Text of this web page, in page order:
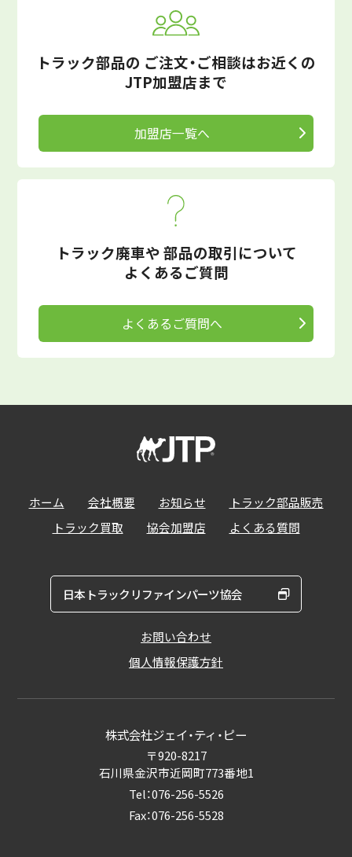
トラック部品の ご注文・ご相談はお近くの
JTP加盟店まで
加盟店一覧へ
トラック廃車や部品の取引について
よくあるご質問
よくあるご質問へ
ホーム 会社概要 お知らせ
トラック部品販売
トラック買取
協会加盟店 よくある質問
日本トラックリファインパーツ協会
お問い合わせ
個人情報保護方針
株式会社ジェイ・ティ・ピー
〒920-8217
石川県金沢市近岡町773番地1
Tel：076-256-5526
Fax：076-256-5528